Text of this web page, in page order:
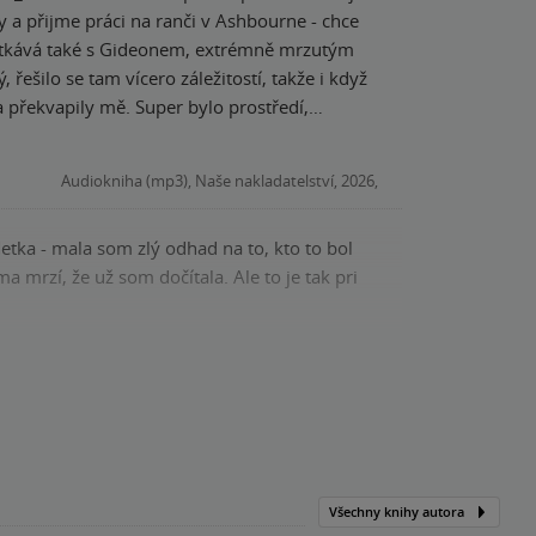
také s Gideonem, extrémně mrzutým
mě. Super bylo prostředí,
na konci. Vlastně je mi až líto, že
bych mu asi zdrhla Moc moc
Audiokniha (mp3), Naše nakladatelství, 2026,
som dočítala. Ale to je tak pri
Všechny knihy autora